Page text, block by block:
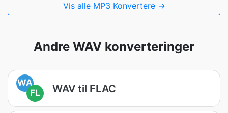
Vis alle MP3 Konvertere →
Andre WAV konverteringer
WA
FL
WAV til FLAC